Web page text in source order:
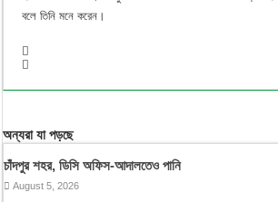
বলে তিনি মনে করেন।
অন্যরা যা পড়ছে
চাঁদপুর শহর, ডিসি অফিস-আদালতেও পানি
August 5, 2026